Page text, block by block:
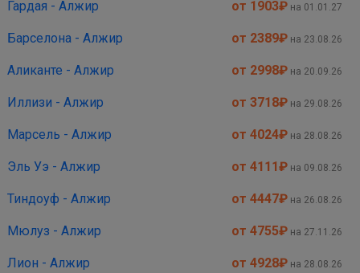
Гардая - Алжир от 1903₽ на 01.01.27
Барселона - Алжир от 2389₽ на 23.08.26
Аликанте - Алжир от 2998₽ на 20.09.26
Иллизи - Алжир от 3718₽ на 29.08.26
Марсель - Алжир от 4024₽ на 28.08.26
Эль Уэ - Алжир от 4111₽ на 09.08.26
Тиндоуф - Алжир от 4447₽ на 26.08.26
Мюлуз - Алжир от 4755₽ на 27.11.26
Лион - Алжир от 4928₽ на 28.08.26